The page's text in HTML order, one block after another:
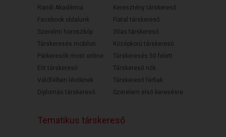
Randi Akadémia
Facebook oldalunk
Szerelmi horoszkóp
Társkeresés mobilon
Párkeresők most online
Elit társkereső
Válófélben lévőknek
Diplomás társkereső
Keresztény társkereső
Fiatal társkereső
30as társkereső
Középkorú társkereső
Társkeresés 50 felett
Társkereső nők
Társkereső férfiak
Szerelem első keresésre
Tematikus társkereső